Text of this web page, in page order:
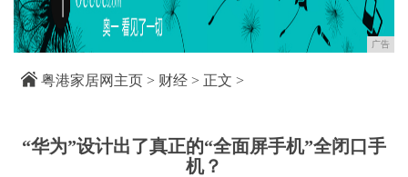
广告
粤港家居网主页 > 财经 > 正文 >
“华为”设计出了真正的“全面屏手机”全闭口手
机？